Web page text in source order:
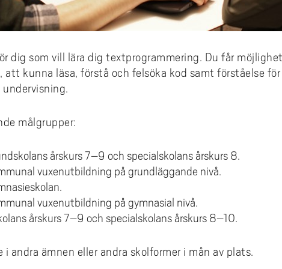
dig som vill lära dig textprogrammering. Du får
att kunna läsa, förstå och felsöka kod samt förståelse
målgrupper:
årskurs 7–9 och specialskolans årskurs 8.
vuxenutbildning på grundläggande nivå.
vuxenutbildning på gymnasial nivå.
årskurs 7–9 och specialskolans årskurs 8–10.
i andra ämnen eller andra skolformer i mån av plats.